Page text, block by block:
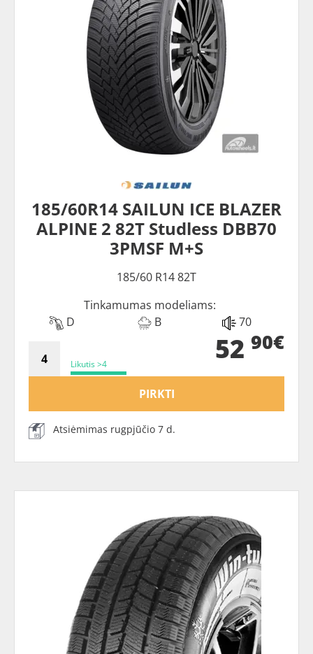
185/60R14 SAILUN ICE BLAZER
ALPINE 2 82T Studless DBB70
3PMSF M+S
185/60 R14 82T
Tinkamumas modeliams:
D
B 70
Likutis >4 52 90€
PIRKTI
Atsiėmimas rugpjūčio 7 d.